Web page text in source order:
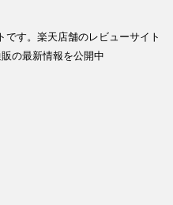
す。楽天店舗のレビューサイト
の最新情報を公開中